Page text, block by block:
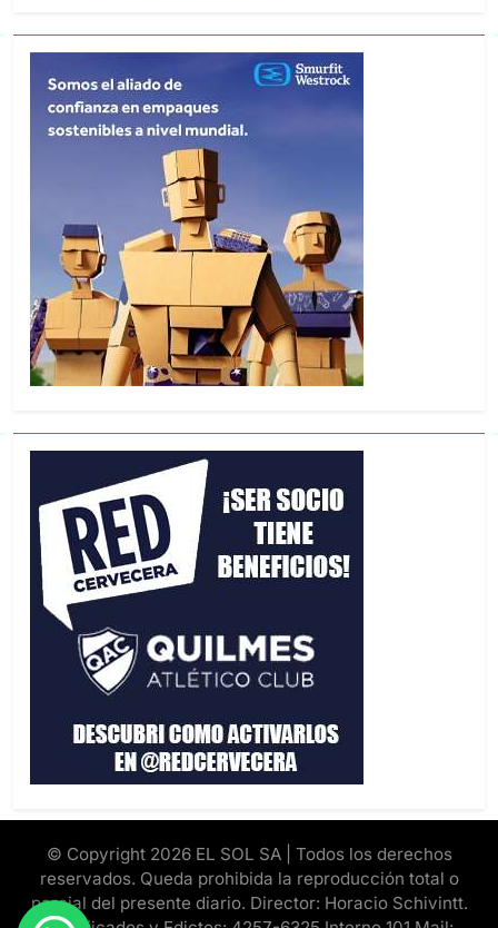
© Copyright 2026 EL SOL SA | Todos los derechos
reservados. Queda prohibida la reproducción total o
parcial del presente diario. Director: Horacio Schivintt.